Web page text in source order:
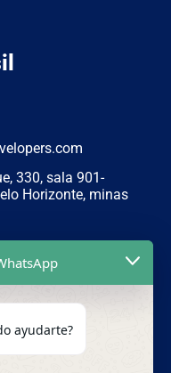
330, sala 901-
Horizonte, minas
ayudarte?